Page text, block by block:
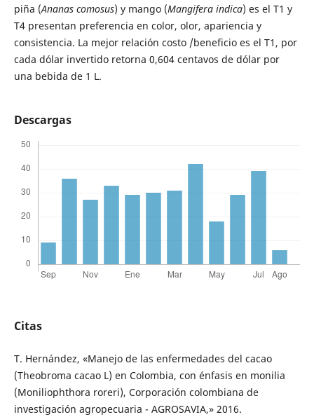
piña (Ananas comosus) y mango (Mangifera indica) es el T1 y
T4 presentan preferencia en color, olor, apariencia y
consistencia. La mejor relación costo /beneficio es el T1, por
cada dólar invertido retorna 0,604 centavos de dólar por
una bebida de 1 L.
Descargas
Citas
T. Hernández, «Manejo de las enfermedades del cacao
(Theobroma cacao L) en Colombia, con énfasis en monilia
(Moniliophthora roreri), Corporación colombiana de
investigación agropecuaria - AGROSAVIA,» 2016.